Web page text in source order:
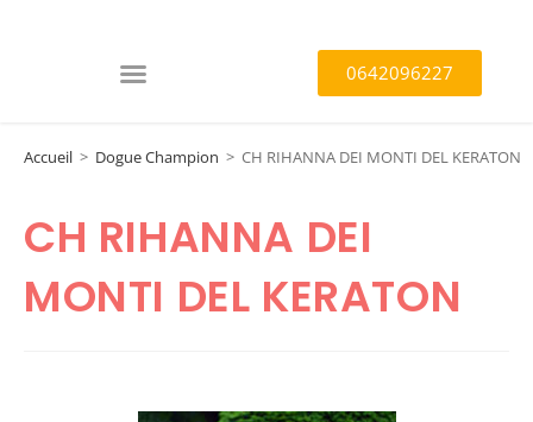
0642096227
Accueil > Dogue Champion > CH RIHANNA DEI MONTI DEL KERATON
CH RIHANNA DEI
MONTI DEL KERATON